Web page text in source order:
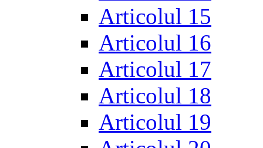
Articolul 15
Articolul 16
Articolul 17
Articolul 18
Articolul 19